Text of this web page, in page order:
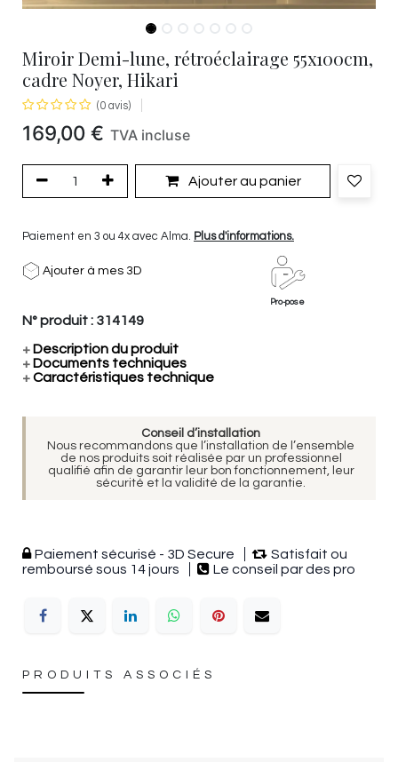
Miroir Demi-lune, rétroéclairage 55x100cm,
cadre Noyer, Hikari
(0 avis)
169,00 € TVA incluse
Ajouter au panier
Paiement en 3 ou 4x avec Alma. Plus d'informations.
Ajouter à mes 3D
Pro-pose
N° produit : 314149
+ Description du produit
+ Documents techniques
+Caractéristiques technique
Conseil d’installation
Nous recommandons que l’installation de l’ensemble
de nos produits soit réalisée par un professionnel
qualifié afin de garantir leur bon fonctionnement, leur
sécurité et la validité de la garantie.
Paiement sécurisé - 3D Secure
Satisfait ou
remboursé sous 14 jours
Le conseil par des pro
PRODUITS ASSOCIÉS